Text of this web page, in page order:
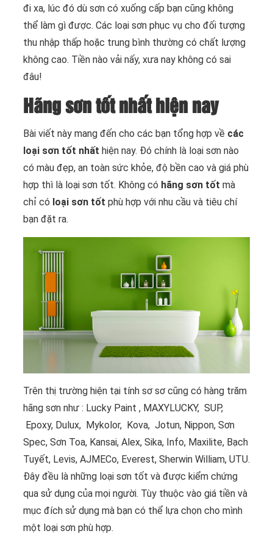
đi xa, lúc đó dù sơn có xuống cấp bạn cũng không
thể làm gì được. Các loại sơn phục vụ cho đối tượng
thu nhập thấp hoặc trung bình thường có chất lượng
không cao. Tiền nào vải nấy, xưa nay không có sai
đâu!
Hãng sơn tốt nhất hiện nay
Bài viết này mang đến cho các bạn tổng hợp về các
loại sơn tốt nhất hiện nay. Đó chính là loại sơn nào
có màu đẹp, an toàn sức khỏe, độ bền cao và giá phù
hợp thì là loại sơn tốt. Không có hãng sơn tốt mà
chỉ có loại sơn tốt phù hợp với nhu cầu và tiêu chí
bạn đặt ra.
Trên thị trường hiện tại tính sơ sơ cũng có hàng trăm
hãng sơn như : Lucky Paint , MAXYLUCKY, SUP,
Epoxy, Dulux, Mykolor, Kova, Jotun, Nippon, Sơn
Spec, Sơn Toa, Kansai, Alex, Sika, Info, Maxilite, Bạch
Tuyết, Levis, AJMECo, Everest, Sherwin William, UTU.
Đây đều là những loại sơn tốt và được kiểm chứng
qua sử dụng của mọi người. Tùy thuộc vào giá tiền và
mục đích sử dụng mà bạn có thể lựa chọn cho mình
một loại sơn phù hợp.